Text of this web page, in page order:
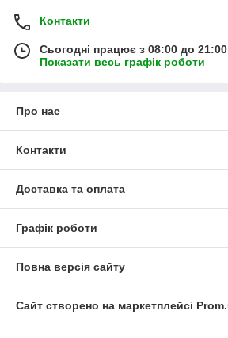
Контакти
Сьогодні працює з 08:00 до 21:00
Показати весь графік роботи
Про нас
Контакти
Доставка та оплата
Графік роботи
Повна версія сайту
Сайт створено на маркетплейсі